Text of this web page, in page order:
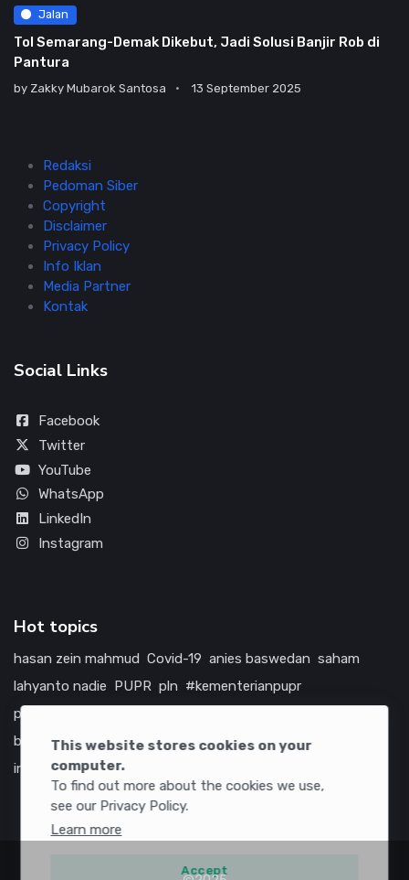
This website stores cookies on your
computer.
To find out more about the cookies we use,
see our Privacy Policy.
Learn more
Accept
Jalan
Tol Semarang-Demak Dikebut, Jadi Solusi Banjir Rob di
Pantura
by Zakky Mubarok Santosa 13 September 2025
Redaksi
Pedoman Siber
Copyright
Disclaimer
Privacy Policy
Info Iklan
Media Partner
Kontak
Social Links
Facebook
Twitter
YouTube
WhatsApp
LinkedIn
Instagram
Hot topics
hasan zein mahmud Covid-19 anies baswedan saham
lahyanto nadie PUPR pln #kementerianpupr
prabowo subianto
bumn
jasa marga jtts china tol amerika serikat
infrastruktur